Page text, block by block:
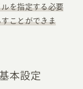
を指定する必要
ことができま
本設定